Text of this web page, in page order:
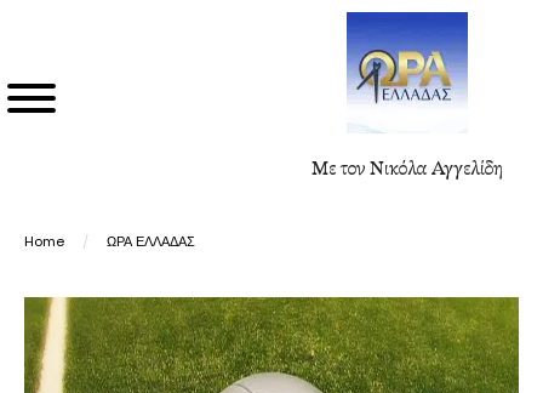
Με τον Νικόλα Αγγελίδη
Home / ΩΡΑ ΕΛΛΑΔΑΣ